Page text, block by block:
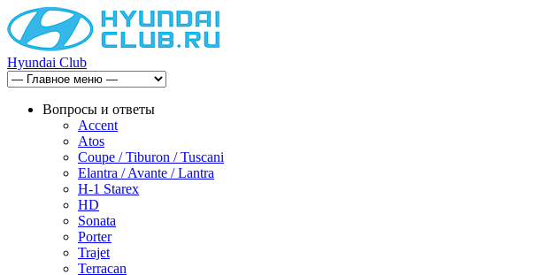
Hyundai Club
Вопросы и ответы
Accent
Atos
Coupe / Tiburon / Tuscani
Elantra / Avante / Lantra
H-1 Starex
HD
Sonata
Porter
Trajet
Terracan